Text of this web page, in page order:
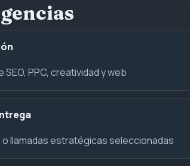
SEO, PPC, creatividad y web
llamadas estratégicas seleccionadas